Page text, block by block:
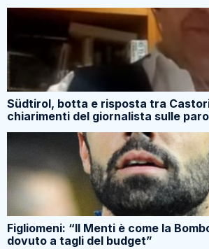
Südtirol, botta e risposta tra
chiarimenti del giornalista sulle
Figliomeni: “Il Menti è come la
dovuto a tagli del budget”